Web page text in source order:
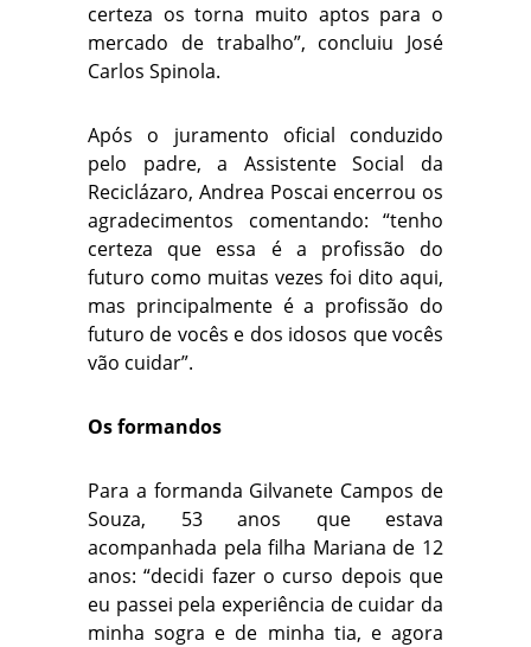
certeza os torna muito aptos para o
mercado de trabalho”, concluiu José
Carlos Spinola.
Após o juramento oficial conduzido
pelo padre, a Assistente Social da
Reciclázaro, Andrea Poscai encerrou os
agradecimentos comentando: “tenho
certeza que essa é a profissão do
futuro como muitas vezes foi dito aqui,
mas principalmente é a profissão do
futuro de vocês e dos idosos que vocês
vão cuidar”.
Os formandos
Para a formanda Gilvanete Campos de
Souza, 53 anos que estava
acompanhada pela filha Mariana de 12
anos: “decidi fazer o curso depois que
eu passei pela experiência de cuidar da
minha sogra e de minha tia, e agora